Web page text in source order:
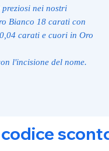
nei nostri
Bianco 18 carati con
carati e cuori in Oro
l'incisione del nome.
codice